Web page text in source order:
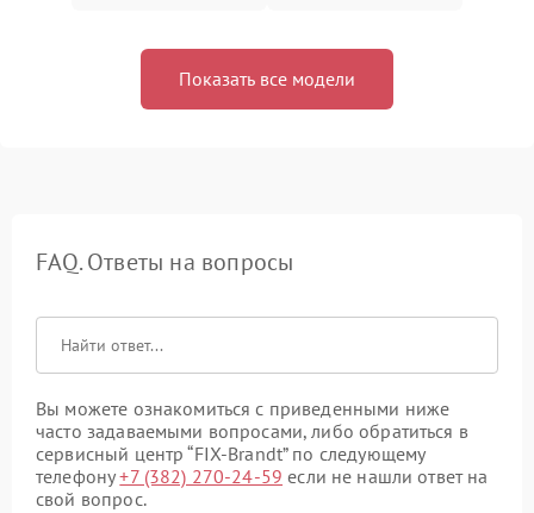
Показать все модели
FAQ. Ответы на вопросы
Вы можете ознакомиться с приведенными ниже
часто задаваемыми вопросами, либо обратиться в
сервисный центр “FIX-Brandt” по следующему
телефону+7 (382) 270-24-59 если не нашли ответ на
свой вопрос.